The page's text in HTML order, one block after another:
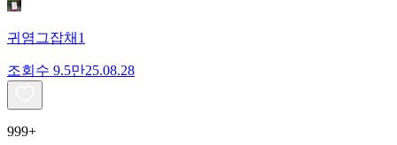
귀염그잡채1
조회수 9.5만25.08.28
999+